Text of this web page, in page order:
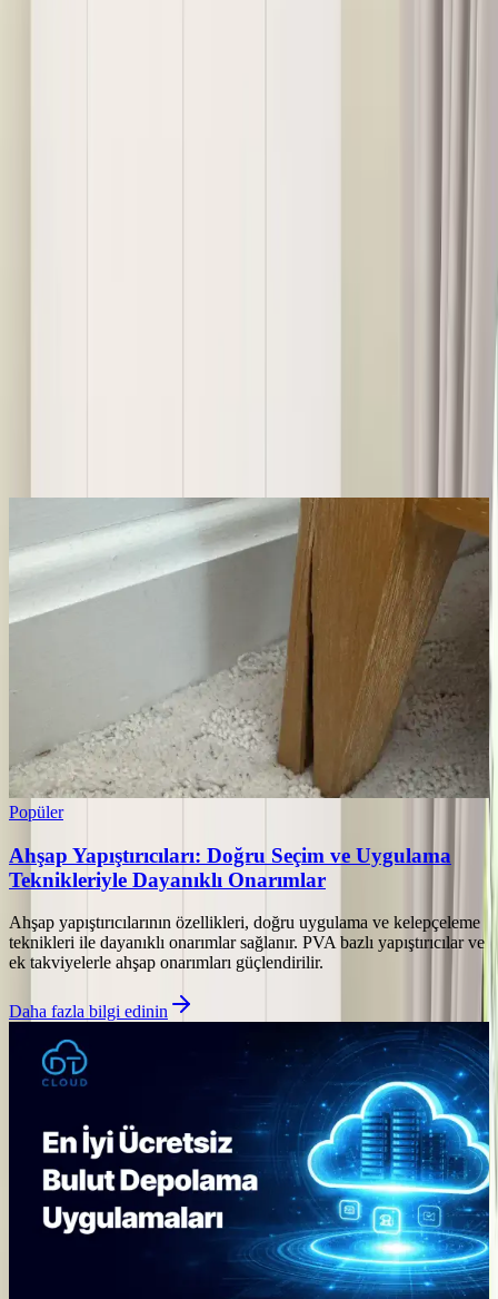
Popüler
Ahşap Yapıştırıcıları: Doğru Seçim ve Uygulama
Teknikleriyle Dayanıklı Onarımlar
Ahşap yapıştırıcılarının özellikleri, doğru uygulama ve kelepçeleme
teknikleri ile dayanıklı onarımlar sağlanır. PVA bazlı yapıştırıcılar ve
ek takviyelerle ahşap onarımları güçlendirilir.
Daha fazla bilgi edinin